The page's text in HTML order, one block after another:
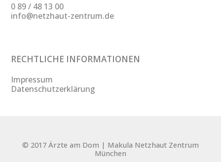
0 89 / 48 13 00
info@netzhaut-zentrum.de
RECHTLICHE INFORMATIONEN
Impressum
Datenschutzerklärung
© 2017 Ärzte am Dom | Makula Netzhaut Zentrum
München